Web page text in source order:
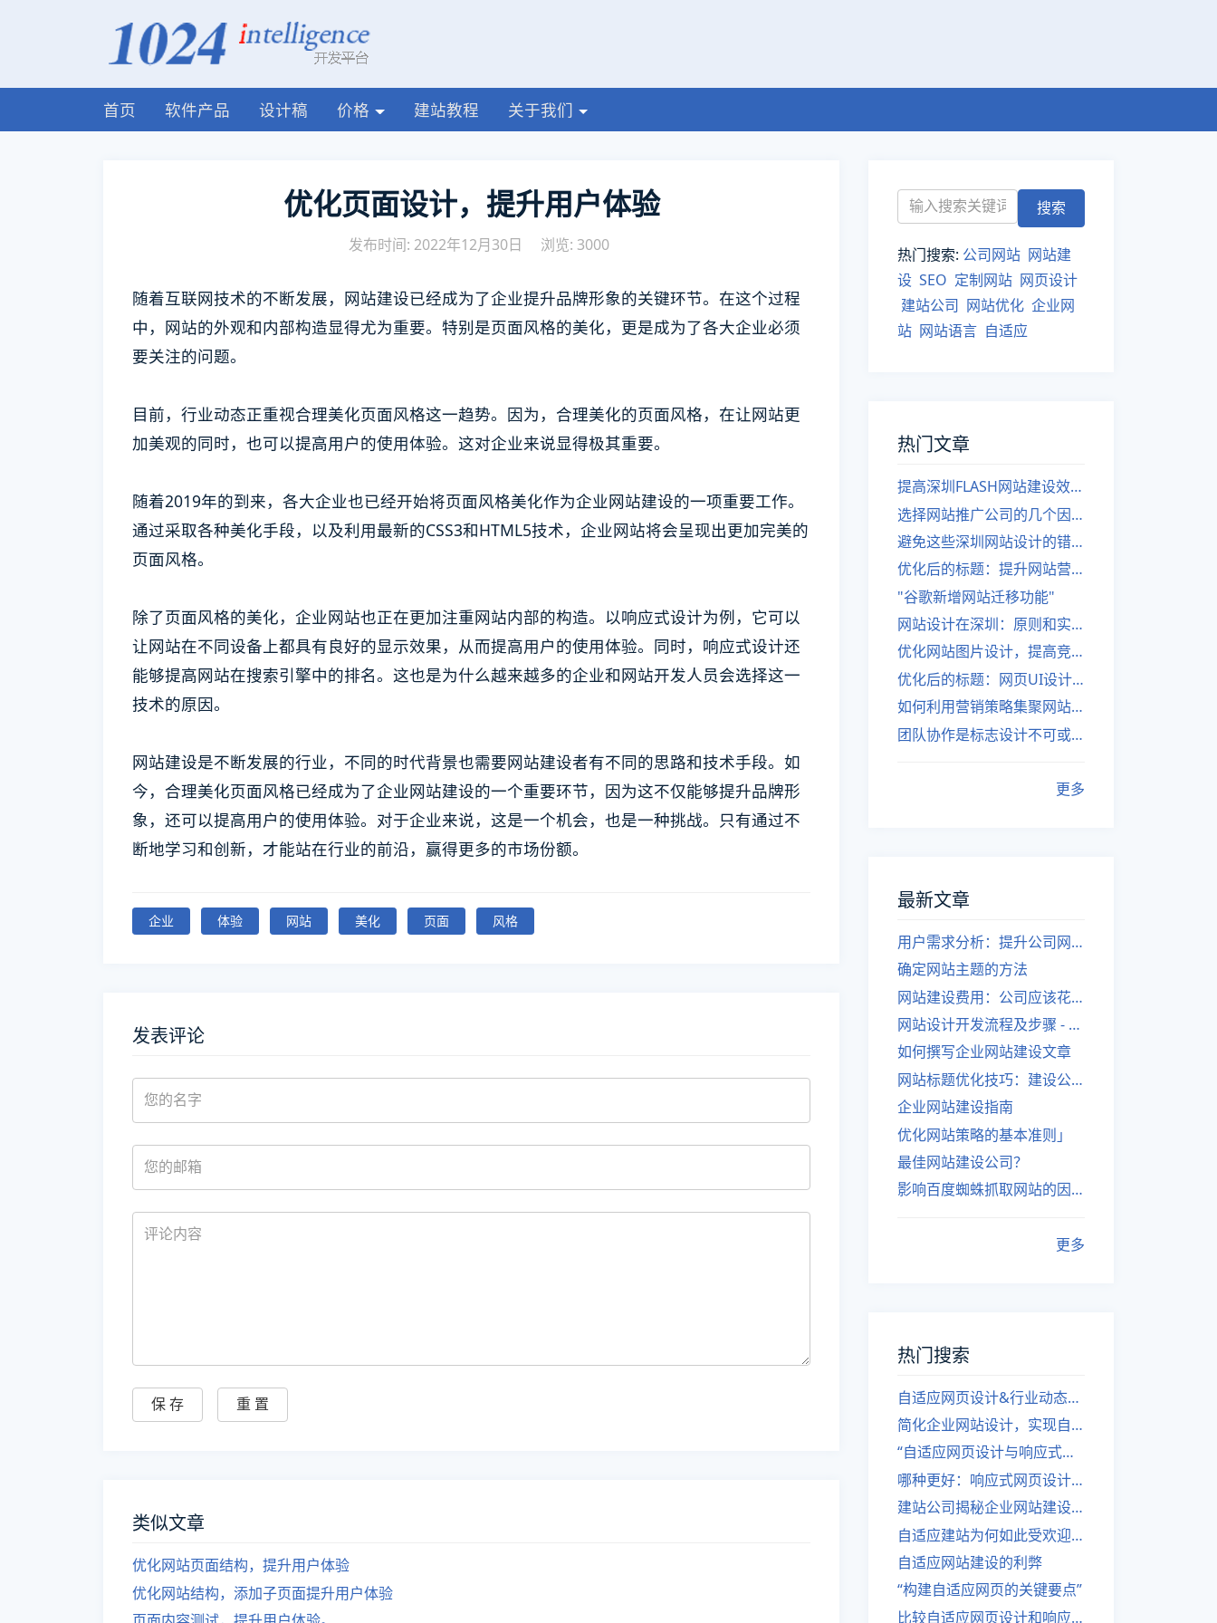
首页 软件产品 设计稿 价格 建站教程 关于我们
优化页面设计，提升用户体验
发布时间: 2022年12月30日 浏览: 3000
随着互联网技术的不断发展，网站建设已经成为了企业提升品牌形象的关键环节。在这个过程
中，网站的外观和内部构造显得尤为重要。特别是页面风格的美化，更是成为了各大企业必须
要关注的问题。
目前，行业动态正重视合理美化页面风格这一趋势。因为，合理美化的页面风格，在让网站更
加美观的同时，也可以提高用户的使用体验。这对企业来说显得极其重要。
随着2019年的到来，各大企业也已经开始将页面风格美化作为企业网站建设的一项重要工作。
通过采取各种美化手段，以及利用最新的CSS3和HTML5技术，企业网站将会呈现出更加完美的
页面风格。
除了页面风格的美化，企业网站也正在更加注重网站内部的构造。以响应式设计为例，它可以
让网站在不同设备上都具有良好的显示效果，从而提高用户的使用体验。同时，响应式设计还
能够提高网站在搜索引擎中的排名。这也是为什么越来越多的企业和网站开发人员会选择这一
技术的原因。
网站建设是不断发展的行业，不同的时代背景也需要网站建设者有不同的思路和技术手段。如
今，合理美化页面风格已经成为了企业网站建设的一个重要环节，因为这不仅能够提升品牌形
象，还可以提高用户的使用体验。对于企业来说，这是一个机会，也是一种挑战。只有通过不
断地学习和创新，才能站在行业的前沿，赢得更多的市场份额。
企业 体验 网站 美化 页面 风格
发表评论
类似文章
优化网站页面结构，提升用户体验
优化网站结构，添加子页面提升用户体验
热门搜索: 公司网站 网站建
设 SEO 定制网站 网页设计
建站公司 网站优化 企业网
站 网站语言 自适应
热门文章
提高深圳FLASH网站建设效率的建议
选择网站推广公司的几个因素
避免这些深圳网站设计的错误
优化后的标题：提升网站营销绩效的策略
"谷歌新增网站迁移功能"
网站设计在深圳：原则和实践
优化网站图片设计，提高竞争力
优化后的标题：网页UI设计与APP UI设计应用软件
如何利用营销策略集聚网站流量
团队协作是标志设计不可或缺的一部分
更多
最新文章
用户需求分析：提升公司网站建设效果
确定网站主题的方法
网站建设费用：公司应该花费多少？
网站设计开发流程及步骤 - 优化后的标题
如何撰写企业网站建设文章
网站标题优化技巧：建设公司的专业指导
企业网站建设指南
优化网站策略的基本准则」
最佳网站建设公司？
影响百度蜘蛛抓取网站的因素有哪些？
更多
热门搜索
自适应网页设计&行业动态，关注建站。
简化企业网站设计，实现自适应设计的方法
“自适应网页设计与响应式网站建设的异同”
哪种更好：响应式网页设计还是自适应网站？
建站公司揭秘企业网站建设核心原则
自适应建站为何如此受欢迎？
自适应网站建设的利弊
“构建自适应网页的关键要点”
比较自适应网页设计和响应式网站的差异